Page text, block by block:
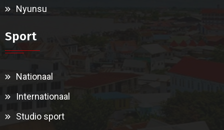
Nyunsu
Sport
Nationaal
Internationaal
Studio sport